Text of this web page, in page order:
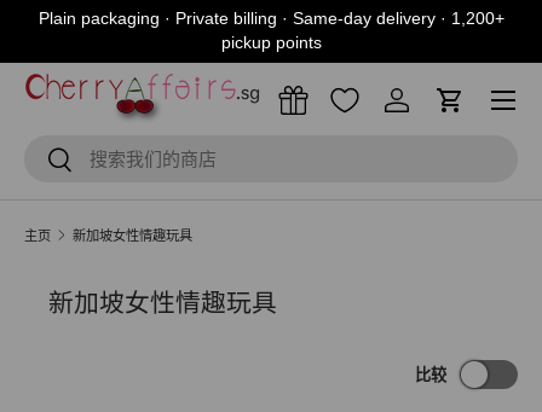
Plain packaging · Private billing · Same-day delivery · 1,200+
pickup points
搜索
搜索
登入 购物车
主页 新加坡女性情趣玩具
新加坡女性情趣玩具
比较